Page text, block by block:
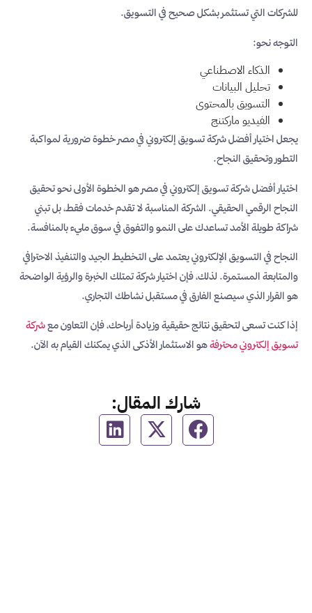
للشركات التي تستثمر بشكل صحيح في التسويق.
التوجه نحو:
الذكاء الاصطناعي
تحليل البيانات
التسويق بالمحتوى
الفيديو ماركتنج
يجعل اختيار أفضل شركة تسويق إلكتروني في مصر خطوة ضرورية لمواكبة
التطور وتحقيق النجاح.
اختيار أفضل شركة تسويق إلكتروني في مصر هو الخطوة الأولى نحو تحقيق
النجاح الرقمي الحقيقي. الشركة المناسبة لا تقدم خدمات فقط، بل تبني
شراكة طويلة الأمد تساعدك على النمو والتفوق في سوق مليء بالمنافسة.
النجاح في التسويق الإلكتروني يعتمد على التخطيط الجيد والتنفيذ الاحترافي
والمتابعة المستمرة. لذلك، فإن اختيار شركة تمتلك الخبرة والرؤية الواضحة
هو القرار الذي سيصنع الفارق في مستقبل نشاطك التجاري.
إذا كنت تسعى لتحقيق نتائج حقيقية وزيادة أرباحك، فإن التعاون معشركة
تسويق إلكتروني محترفةهو الاستثمار الأذكى الذي يمكنك القيام به الآن.
شارك المقال: